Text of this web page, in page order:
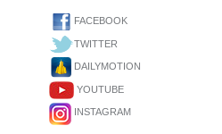
FACEBOOK
TWITTER
DAILYMOTION
YOUTUBE
INSTAGRAM